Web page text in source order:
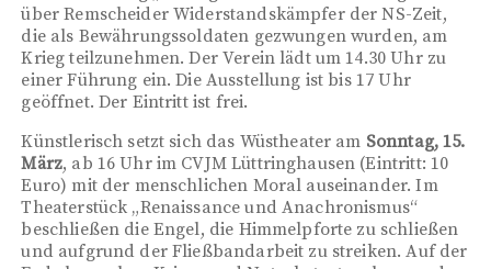
über Remscheider Widerstandskämpfer der NS-Zeit,
die als Bewährungssoldaten gezwungen wurden, am
Krieg teilzunehmen. Der Verein lädt um 14.30 Uhr zu
einer Führung ein. Die Ausstellung ist bis 17 Uhr
geöffnet. Der Eintritt ist frei.
Künstlerisch setzt sich das Wüstheater am Sonntag, 15.
März, ab 16 Uhr im CVJM Lüttringhausen (Eintritt: 10
Euro) mit der menschlichen Moral auseinander. Im
Theaterstück „Renaissance und Anachronismus“
beschließen die Engel, die Himmelpforte zu schließen
und aufgrund der Fließbandarbeit zu streiken. Auf der